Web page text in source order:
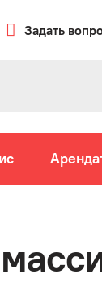
Задать